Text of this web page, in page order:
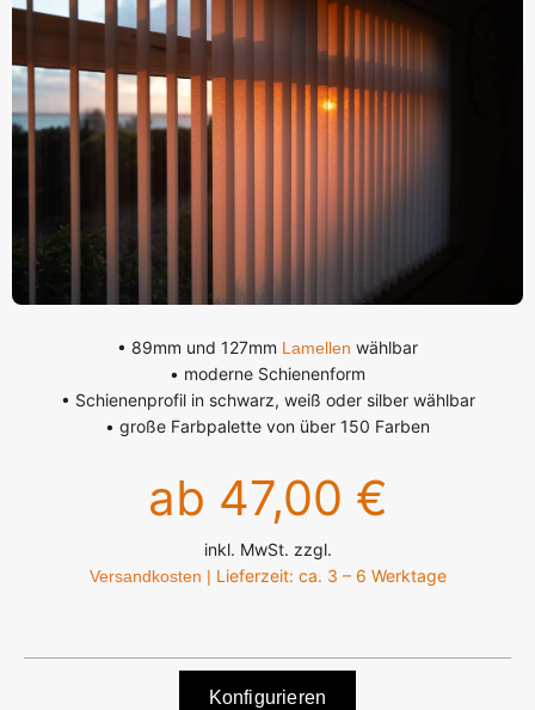
• 89mm und 127mm Lamellen wählbar
• moderne Schienenform
• Schienenprofil in schwarz, weiß oder silber wählbar
• große Farbpalette von über 150 Farben
ab 47,00 €
inkl. MwSt. zzgl.
Versandkosten | Lieferzeit: ca. 3 – 6 Werktage
Konfigurieren